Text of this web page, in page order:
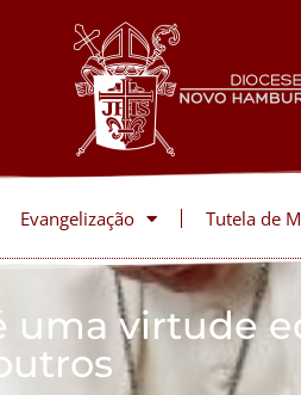
Evangelização Tutela de
uma virtude